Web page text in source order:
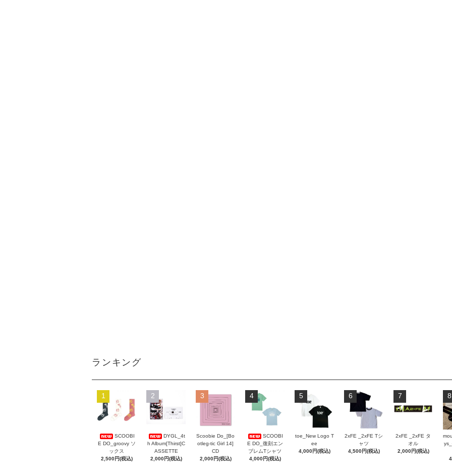
ランキング
1
SCOOBI
E DO_groovy ソ
ックス
2,500円(税込)
2
DYGL_4t
h Album[Thirst]C
ASSETTE
2,000円(税込)
3
Scoobie Do_[Bo
otleg-tic Girl 14]
CD
2,000円(税込)
4
SCOOBI
E DO_復刻エン
ブレムTシャツ
4,000円(税込)
5
toe_New Logo T
ee
4,000円(税込)
6
2xFE _2xFE Tシ
ャツ
4,500円(税込)
7
2xFE _2xFE タ
オル
2,000円(税込)
8